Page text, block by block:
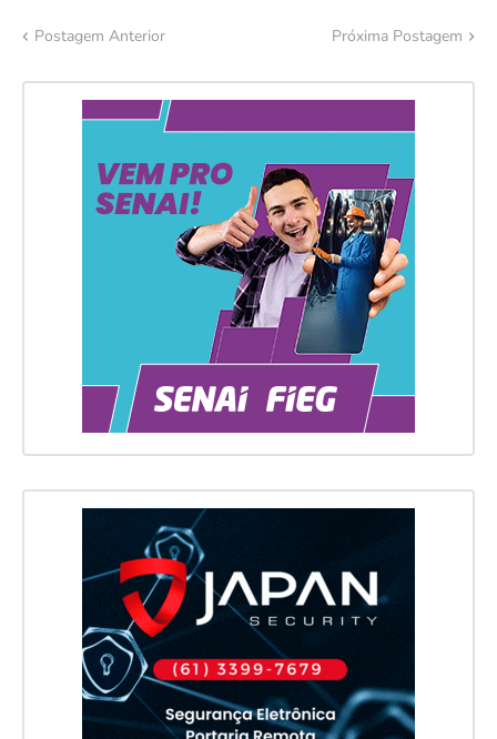
Postagem Anterior Próxima Postagem